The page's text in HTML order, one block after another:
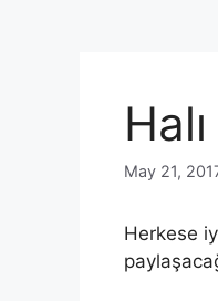
May 21,
Herkese